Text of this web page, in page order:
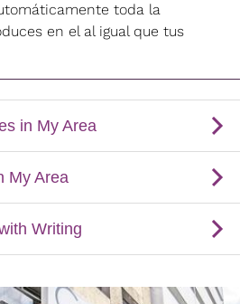
toda la
en el al igual que tus